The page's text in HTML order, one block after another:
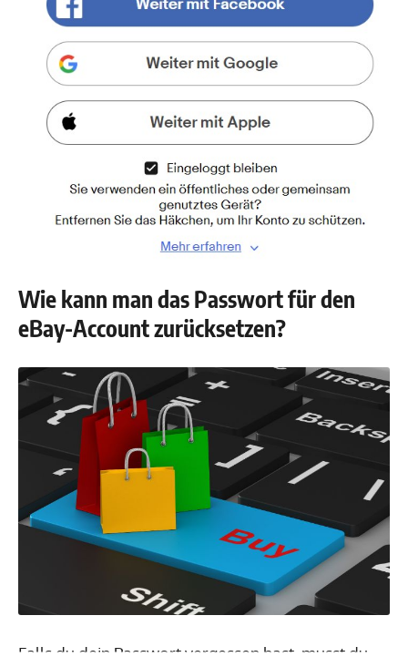
Wie kann man das Passwort für den
eBay-Account zurücksetzen?
Falls du dein Passwort vergessen hast, musst du